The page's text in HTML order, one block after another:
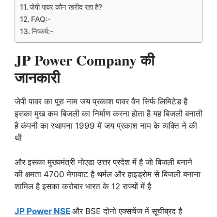
जेपी पावर कौन खरीद रहा है?
FAQ:-
निष्कर्ष:-
JP Power Company की
जानकारी
जेपी पावर का पूरा नाम जय प्रकाश पावर वैन सिर्फ लिमिटेड है
इसका मुख कम बिजली का निर्माण करना होता है यह बिजली बनाती
है कंपनी का स्थापना 1999 में जय प्रकाश नाम के व्यक्ति ने की
थी
और इसका मुख्यमंत्री नोएडा उत्तर प्रदेश में है जो बिजली बनाने
की क्षमता 4700 मेगावाट है थर्मल और हाइड्रोम से बिजली बनाना
शामिल है इसका करोबार भारत के 12 राज्यों में है
JP Power NSE और BSE दोनो एक्सचेंज में सूचीब्रद है